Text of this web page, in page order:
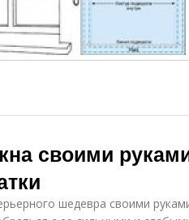
своими
шедевра своими